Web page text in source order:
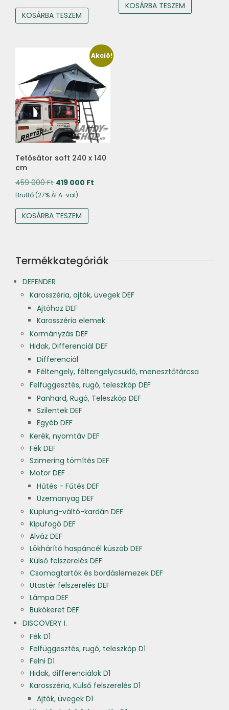
KOSÁRBA TESZEM
KOSÁRBA TESZEM
Akció!
Tetősátor soft 240 x 140
cm
459 000Ft Original
price
was:
459
419 000 Ft
Bruttó (27% ÁFA-val)
KOSÁRBA TESZEM
Termékkategóriák
DEFENDER
Karosszéria, ajtók, üvegek DEF
Ajtóhoz DEF
Karosszéria elemek
Kormányzás DEF
Hidak, Differenciál DEF
Differenciál
Féltengely, féltengelycsukló, menesztőtárcsa
Felfüggesztés, rugó, teleszkóp DEF
Panhard, Rugó, Teleszkóp DEF
Szilentek DEF
Egyéb DEF
Kerék, nyomtáv DEF
Fék DEF
Szimering tömítés DEF
Motor DEF
Hűtés - Fűtés DEF
Üzemanyag DEF
Kuplung-váltó-kardán DEF
Kipufogó DEF
Alváz DEF
Lökhárító haspáncél küszöb DEF
Külső felszerelés DEF
Csomagtartók és bordáslemezek DEF
Utastér felszerelés DEF
Lámpa DEF
Bukókeret DEF
DISCOVERY I.
Fék D1
Felfüggesztés, rugó, teleszkóp D1
Felni D1
Hidak, differenciálok D1
Karosszéria, Külső felszerelés D1
Ajtók, üvegek D1